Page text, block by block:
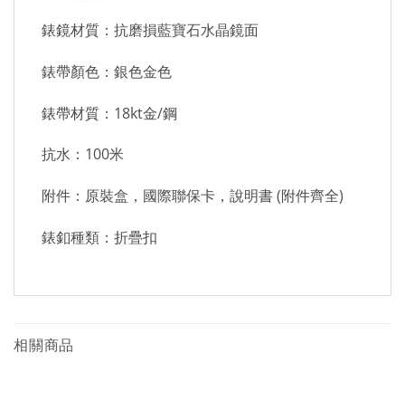
錶鏡材質：抗磨損藍寶石水晶鏡面
錶帶顏色：銀色金色
錶帶材質：18kt金/鋼
抗水：100米
附件：原裝盒，國際聯保卡，說明書 (附件齊全)
錶釦種類：折疊扣
相關商品